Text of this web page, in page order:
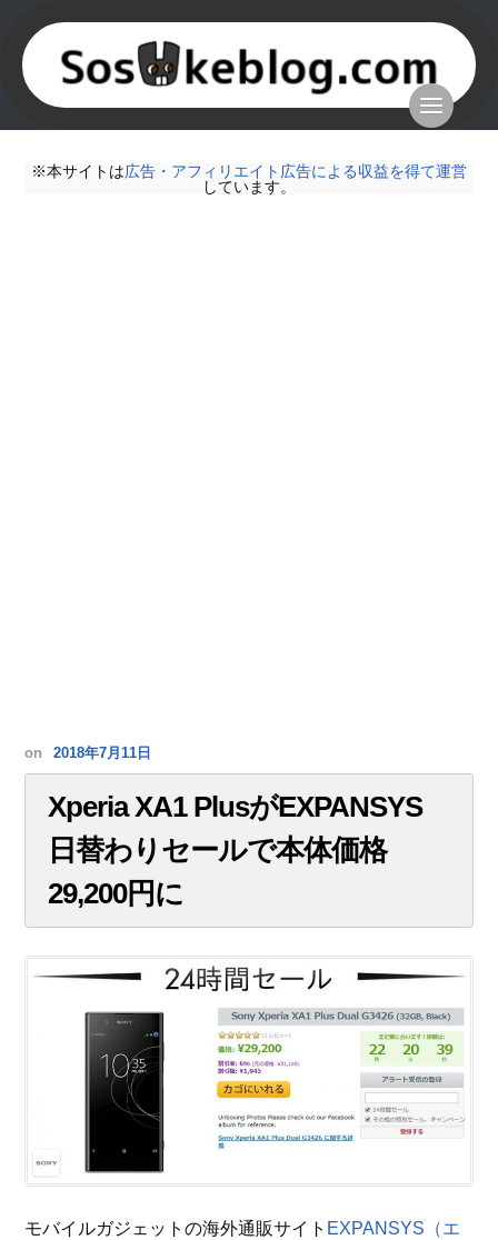
※本サイトは広告・アフィリエイト広告による収益を得て運営
しています。
on 2018年7月11日
Xperia XA1 PlusがEXPANSYS
日替わりセールで本体価格
29,200円に
モバイルガジェットの海外通販サイト EXPANSYS（エ